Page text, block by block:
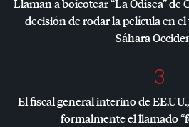
Llaman a boicotear “La Odisea”
decisión de rodar la película en
Sáhara
3
El fiscal general interino de
formalmente el llamado